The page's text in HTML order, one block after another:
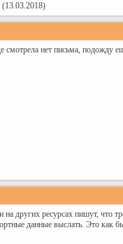
(13.03.2018)
смотрела нет письма, подожду
на других ресурсах пишут, что
данные выслать. Это как